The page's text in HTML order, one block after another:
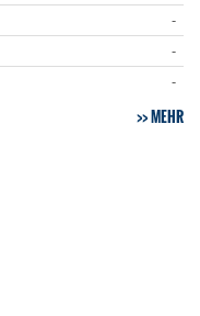
-
-
-
MEHR